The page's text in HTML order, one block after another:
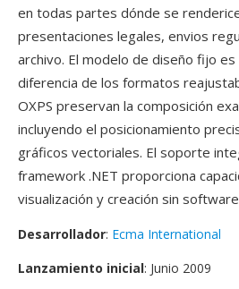
en todas partes dónde se
presentaciones legales, envios
archivo. El modelo de diseño fijo
diferencia de los formatos
OXPS preservan la composición
incluyendo el posicionamiento
gráficos vectoriales. El soporte
framework .NET proporciona
visualización y creación sin
Desarrollador: Ecma International
Lanzamiento inicial: Junio 2009